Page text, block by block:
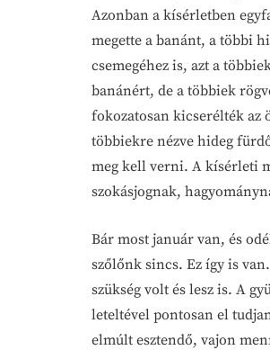
Azonban a kísérletben
megette a banánt, a többi
csemegéhez is, azt a
banánért, de a többiek
fokozatosan kicserélték az
többiekre nézve hideg
meg kell verni. A kísérleti
szokásjognak,
Bár most január van, és
szőlőnk sincs. Ez így is
szükség volt és lesz is. A
leteltével pontosan el
elmúlt esztendő, vajon